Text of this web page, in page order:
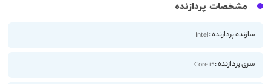
مشخصات پردازنده
سازنده پردازنده :Intel
سری پردازنده :Core i5